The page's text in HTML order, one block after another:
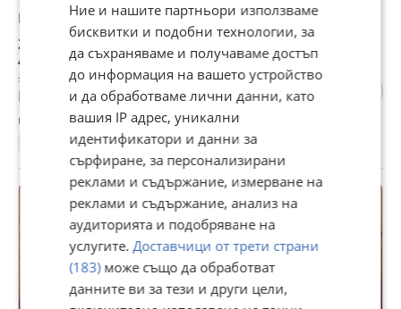
Ktm 525 KTM EXC 525
2 200 €
4 302,83 лв
2 400 € | 4 693,99 лв
Не се начислява ДДС
гр. Велико Търново, вчера, 23:01
2005 525 куб. см. Ендуро
Ние и нашите партньори използваме
бисквитки и подобни технологии, за
да съхраняваме и получаваме достъп
до информация на вашето устройство
и да обработваме лични данни, като
вашия IP адрес, уникални
идентификатори и данни за
сърфиране, за персонализирани
реклами и съдържание, измерване на
реклами и съдържание, анализ на
аудиторията и подобряване на
услугите.Доставчици от трети страни
(183)може също да обработват
данните ви за тези и други цели,